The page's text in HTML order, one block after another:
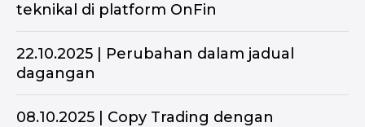
teknikal di platform OnFin
22.10.2025 | Perubahan dalam jadual
dagangan
08.10.2025 | Copy Trading dengan